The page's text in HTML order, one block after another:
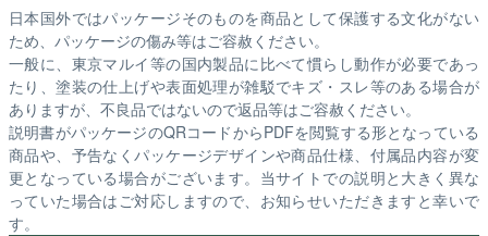
日本国外ではパッケージそのものを商品として保護する文化がない
ため、パッケージの傷み等はご容赦ください。
一般に、東京マルイ等の国内製品に比べて慣らし動作が必要であっ
たり、塗装の仕上げや表面処理が雑駁でキズ・スレ等のある場合が
ありますが、不良品ではないので返品等はご容赦ください。
説明書がパッケージのQRコードからPDFを閲覧する形となっている
商品や、予告なくパッケージデザインや商品仕様、付属品内容が変
更となっている場合がございます。当サイトでの説明と大きく異な
っていた場合はご対応しますので、お知らせいただきますと幸いで
す。